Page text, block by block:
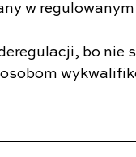
w
bo nie